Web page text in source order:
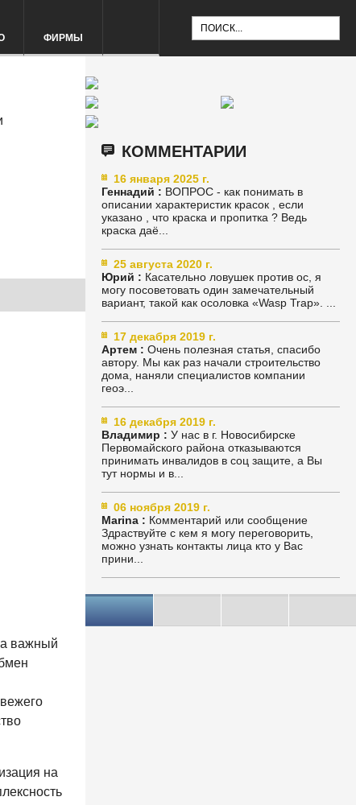
ФИРМЫ
важный
на
КОММЕНТАРИИ
16 января 2025 г.
Геннадий : ВОПРОС - как понимать в
описании характеристик красок , если
указано , что краска и пропитка ? Ведь
краска даё...
25 августа 2020 г.
Юрий : Касательно ловушек против ос, я
могу посоветовать один замечательный
вариант, такой как осоловка «Wasp Trap». ...
17 декабря 2019 г.
Артем : Очень полезная статья, спасибо
автору. Мы как раз начали строительство
дома, наняли специалистов компании
геоэ...
16 декабря 2019 г.
Владимир : У нас в г. Новосибирске
Первомайского района отказываются
принимать инвалидов в соц защите, а Вы
тут нормы и в...
06 ноября 2019 г.
Marina : Комментарий или сообщение
Здраствуйте с кем я могу переговорить,
можно узнать контакты лица кто у Вас
прини...